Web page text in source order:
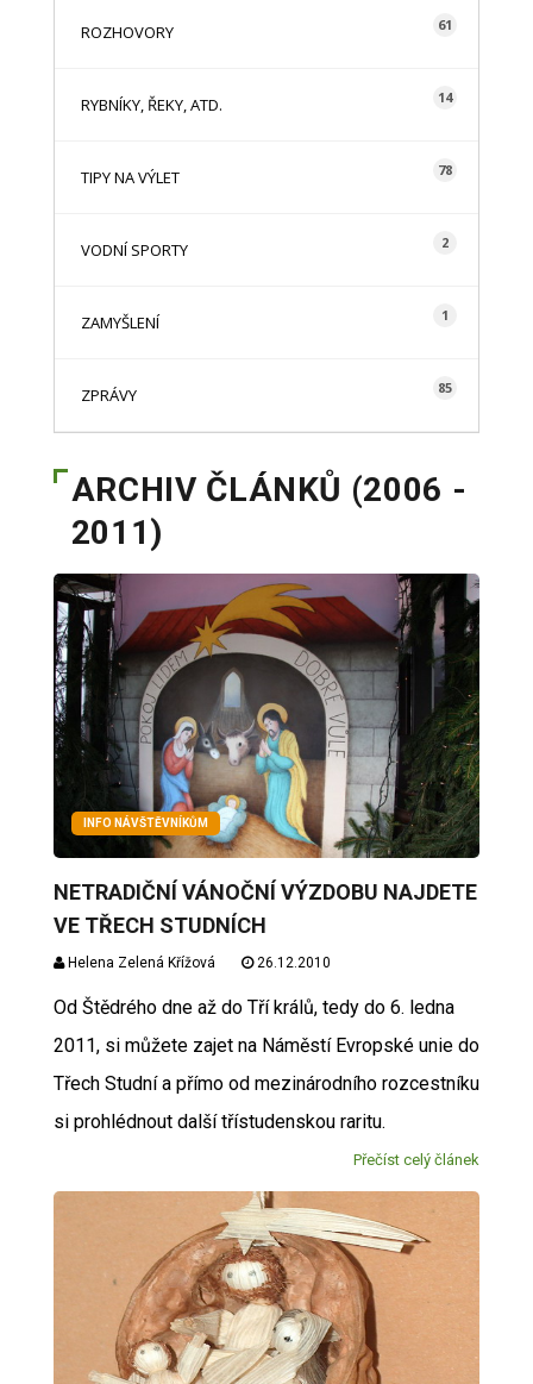
ROZHOVORY 61
RYBNÍKY, ŘEKY, ATD. 14
TIPY NA VÝLET 78
VODNÍ SPORTY 2
ZAMYŠLENÍ 1
ZPRÁVY 85
ARCHIV ČLÁNKŮ (2006 -
2011)
INFO NÁVŠTĚVNÍKŮM
NETRADIČNÍ VÁNOČNÍ VÝZDOBU NAJDETE
VE TŘECH STUDNÍCH
Helena Zelená Křížová 26.12.2010
Od Štědrého dne až do Tří králů, tedy do 6. ledna
2011, si můžete zajet na Náměstí Evropské unie do
Třech Studní a přímo od mezinárodního rozcestníku
si prohlédnout další třístudenskou raritu.
Přečíst celý článek